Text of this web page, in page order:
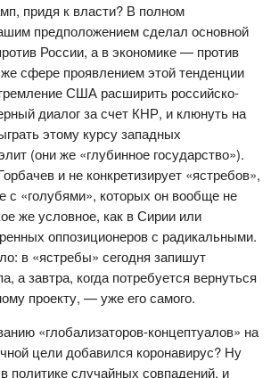
придя к власти? В полном
предположением сделал основной
России, а в экономике — против
сфере проявлением этой тенденции
США расширить российско-
диалог за счет КНР, и клюнуть на
этому курсу западных
(они же «глубинное государство»).
и не конкретизирует «ястребов»,
с «голубями», которых он вообще не
же условное, как в Сирии или
оппозиционеров с радикальными.
в «ястребы» сегодня запишут
а завтра, когда потребуется вернуться
проекту, — уже его самого.
«глобализаторов-концептуалов» на
цели добавился коронавирус? Ну
политике случайных совпадений, и